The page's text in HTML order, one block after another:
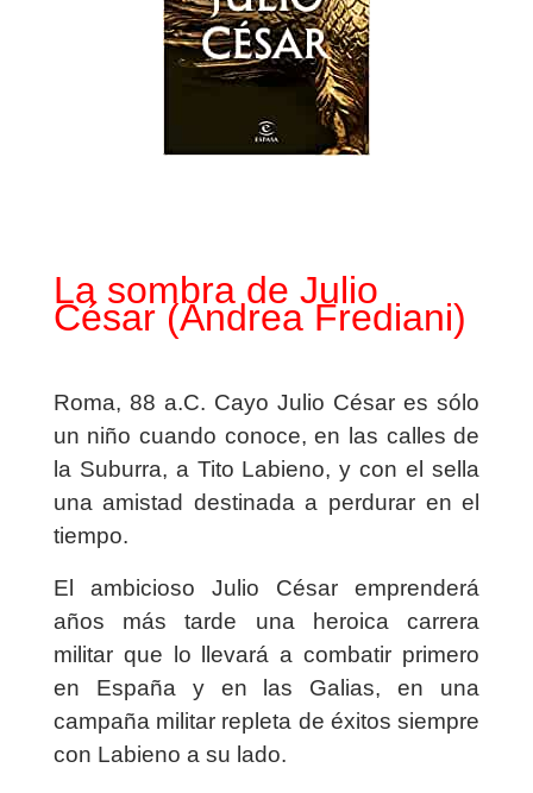
La sombra de Julio
César (Andrea Frediani)
Roma, 88 a.C. Cayo Julio César es sólo
un niño cuando conoce, en las calles de
la Suburra, a Tito Labieno, y con el sella
una amistad destinada a perdurar en el
tiempo.
El ambicioso Julio César emprenderá
años más tarde una heroica carrera
militar que lo llevará a combatir primero
en España y en las Galias, en una
campaña militar repleta de éxitos siempre
con Labieno a su lado.